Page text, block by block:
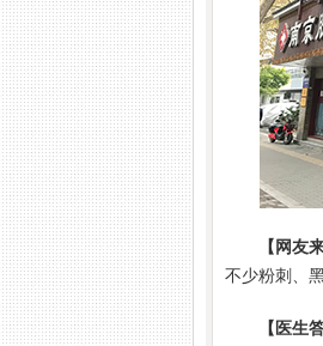
【网友
不少粉刺、
【医生